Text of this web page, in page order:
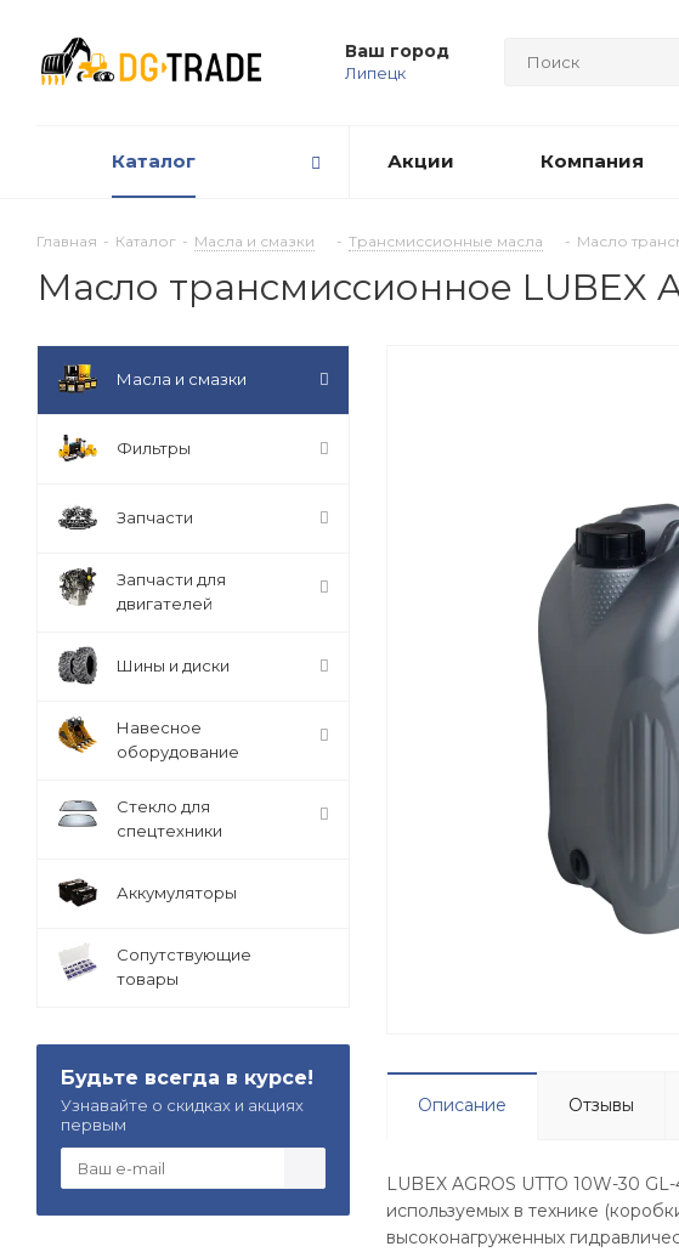
Ваш город
Липецк
Каталог Акции Компания
Главная - Каталог - Масла и смазки - Трансмиссионные масла - Масло
Масло трансмиссионное LUBEX
Описание Отзывы
LUBEX AGROS UTTO 10W-30
используемых в технике
высоконагруженных
Масла и смазки
Фильтры
Запчасти
Запчасти для
двигателей
Шины и диски
Навесное
оборудование
Стекло для
спецтехники
Аккумуляторы
Сопутствующие
товары
Будьте всегда в курсе!
Узнавайте о скидках и акциях
первым